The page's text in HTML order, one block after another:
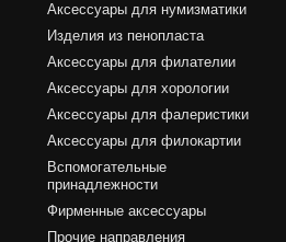
Аксессуары для нумизматики
Изделия из пенопласта
Аксессуары для филателии
Аксессуары для хорологии
Аксессуары для фалеристики
Аксессуары для филокартии
Вспомогательные
принадлежности
Фирменные аксессуары
Прочие направления